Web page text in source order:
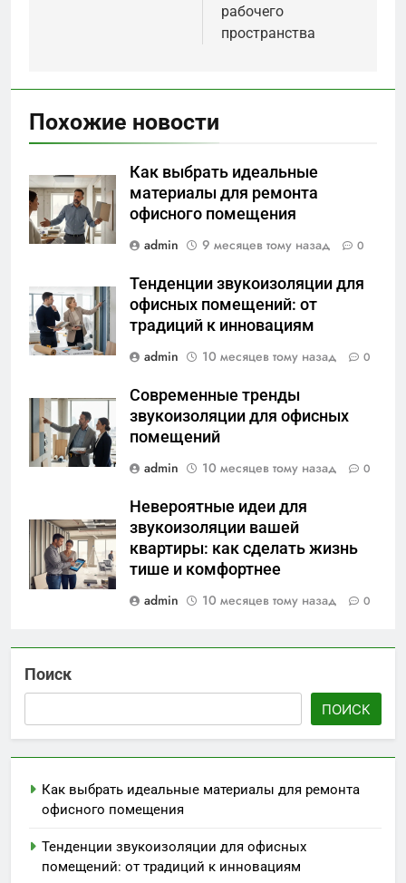
рабочего
пространства
Похожие новости
Как выбрать идеальные
материалы для ремонта
офисного помещения
admin
9 месяцев тому назад 0
Тенденции звукоизоляции для
офисных помещений: от
традиций к инновациям
admin
10 месяцев тому назад 0
Современные тренды
звукоизоляции для офисных
помещений
admin
10 месяцев тому назад 0
Невероятные идеи для
звукоизоляции вашей
квартиры: как сделать жизнь
тише и комфортнее
admin
10 месяцев тому назад 0
Поиск
ПОИСК
Как выбрать идеальные материалы для ремонта
офисного помещения
Тенденции звукоизоляции для офисных
помещений: от традиций к инновациям